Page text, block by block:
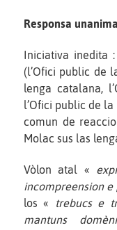
Responsa
Iniciativa inedita
(l’Ofici public de
lenga catalana,
l’Ofici public de
comun de
Molac sus las
Vòlon atal «
incompreension
los «
trebucs e
mantuns